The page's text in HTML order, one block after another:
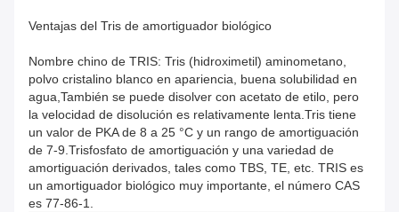
Ventajas del Tris de amortiguador biológico
Nombre chino de TRIS: Tris (hidroximetil) aminometano,
polvo cristalino blanco en apariencia, buena solubilidad en
agua,También se puede disolver con acetato de etilo, pero
la velocidad de disolución es relativamente lenta.Tris tiene
un valor de PKA de 8 a 25 °C y un rango de amortiguación
de 7-9.Trisfosfato de amortiguación y una variedad de
amortiguación derivados, tales como TBS, TE, etc. TRIS es
un amortiguador biológico muy importante, el número CAS
es 77-86-1.